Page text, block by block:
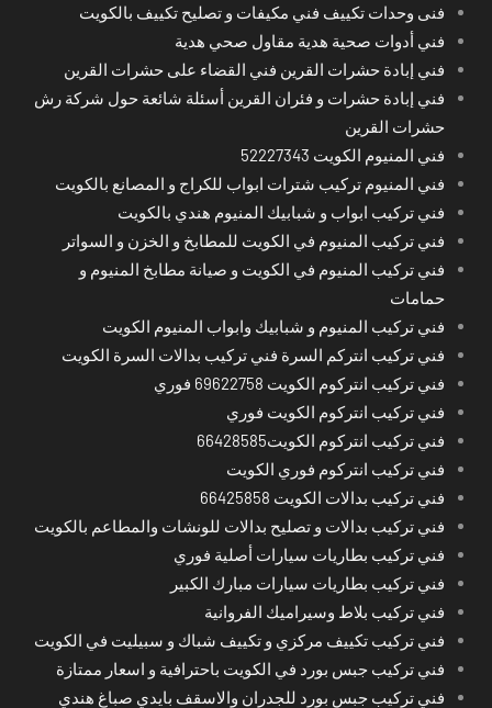
فنى وحدات تكييف فني مكيفات و تصليح تكييف بالكويت
فني أدوات صحية هدية مقاول صحي هدية
فني إبادة حشرات القرين فني القضاء على حشرات القرين
فني إبادة حشرات و فئران القرين أسئلة شائعة حول شركة رش
حشرات القرين
فني المنيوم الكويت 52227343
فني المنيوم تركيب شترات ابواب للكراج و المصانع بالكويت
فني تركيب ابواب و شبابيك المنيوم هندي بالكويت
فني تركيب المنيوم في الكويت للمطابخ و الخزن و السواتر
فني تركيب المنيوم في الكويت و صيانة مطابخ المنيوم و
حمامات
فني تركيب المنيوم و شبابيك وابواب المنيوم الكويت
فني تركيب انتركم السرة فني تركيب بدالات السرة الكويت
فني تركيب انتركوم الكويت 69622758 فوري
فني تركيب انتركوم الكويت فوري
فني تركيب انتركوم الكويت66428585
فني تركيب انتركوم فوري الكويت
فني تركيب بدالات الكويت 66425858
فني تركيب بدالات و تصليح بدالات للونشات والمطاعم بالكويت
فني تركيب بطاريات سيارات أصلية فوري
فني تركيب بطاريات سيارات مبارك الكبير
فني تركيب بلاط وسيراميك الفروانية
فني تركيب تكييف مركزي و تكييف شباك و سبيليت في الكويت
فني تركيب جبس بورد في الكويت باحترافية و اسعار ممتازة
فني تركيب جبس بورد للجدران والاسقف بايدي صباغ هندي